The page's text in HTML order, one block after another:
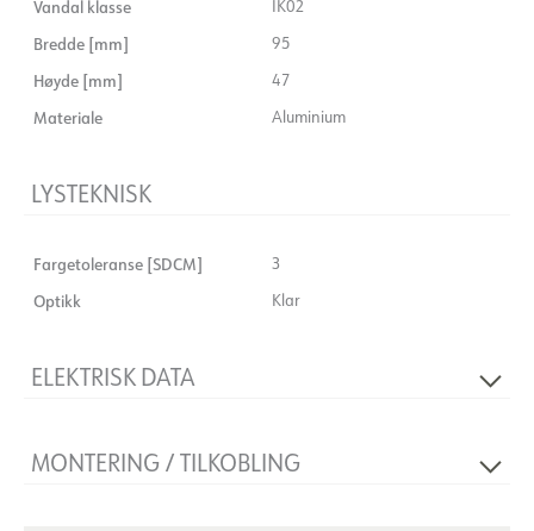
Vandal klasse IK02
Bredde [mm] 95
Høyde [mm] 47
Materiale Aluminium
LYSTEKNISK
Fargetoleranse [SDCM] 3
Optikk Klar
ELEKTRISK DATA
Spenning [V] 230V 50Hz
MONTERING / TILKOBLING